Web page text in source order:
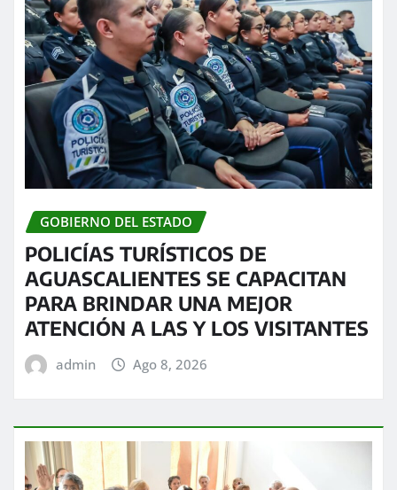
GOBIERNO DEL ESTADO
POLICÍAS TURÍSTICOS DE
AGUASCALIENTES SE CAPACITAN
PARA BRINDAR UNA MEJOR
ATENCIÓN A LAS Y LOS VISITANTES
admin Ago 8, 2026